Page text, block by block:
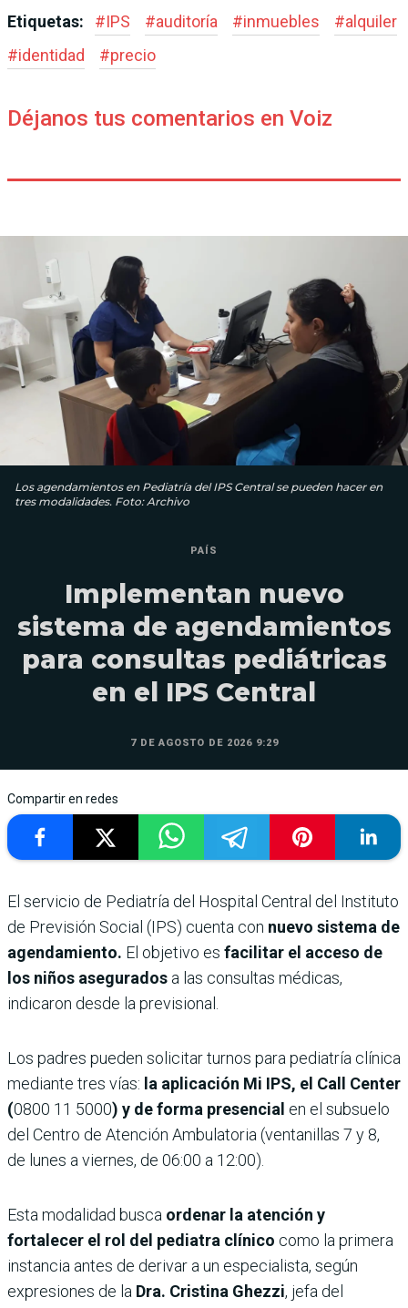
Etiquetas: #IPS #auditoría #inmuebles #alquiler
#identidad #precio
Déjanos tus comentarios en Voiz
Los agendamientos en Pediatría del IPS Central se pueden hacer en
tres modalidades. Foto: Archivo
PAÍS
Implementan nuevo
sistema de agendamientos
para consultas pediátricas
en el IPS Central
7 DE AGOSTO DE 2026 9:29
Compartir en redes
El servicio de Pediatría del Hospital Central del Instituto
de Previsión Social (IPS) cuenta con nuevo sistema de
agendamiento. El objetivo es facilitar el acceso de
los niños asegurados a las consultas médicas,
indicaron desde la previsional.
Los padres pueden solicitar turnos para pediatría clínica
mediante tres vías: la aplicación Mi IPS, el Call Center
(0800 11 5000) y de forma presencial en el subsuelo
del Centro de Atención Ambulatoria (ventanillas 7 y 8,
de lunes a viernes, de 06:00 a 12:00).
Esta modalidad busca ordenar la atención y
fortalecer el rol del pediatra clínico como la primera
instancia antes de derivar a un especialista, según
expresiones de la Dra. Cristina Ghezzi, jefa del